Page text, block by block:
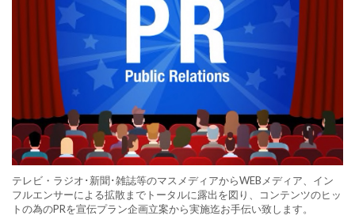
テレビ・ラジオ･新聞･雑誌等のマスメディアからWEBメディア、イン
フルエンサーによる拡散までトータルに露出を図り、コンテンツのヒッ
トの為のPRを宣伝プラン企画立案から実施迄お手伝い致します。